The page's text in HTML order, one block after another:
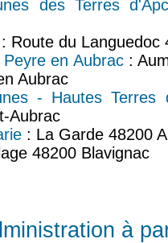
des Terres
: Route du Languedoc
en Aubrac:
Aubrac
- Hautes Terres
Aubrac
: La Garde 48200
48200 Blavignac
à